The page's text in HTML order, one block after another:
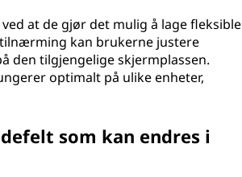
at de gjør det mulig å lage fleksible
kan brukerne justere
den tilgjengelige skjermplassen.
optimalt på ulike enheter,
som kan endres i